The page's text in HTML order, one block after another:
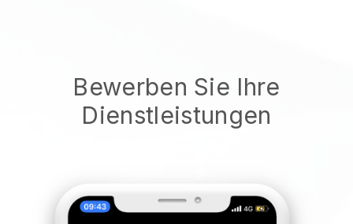
Bewerben Sie Ihre
Dienstleistungen